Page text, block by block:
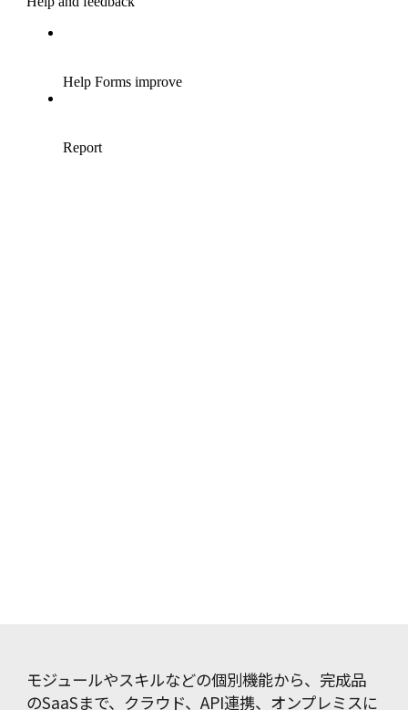
モジュールやスキルなどの個別機能から、完成品
のSaaSまで、クラウド、API連携、オンプレミスに